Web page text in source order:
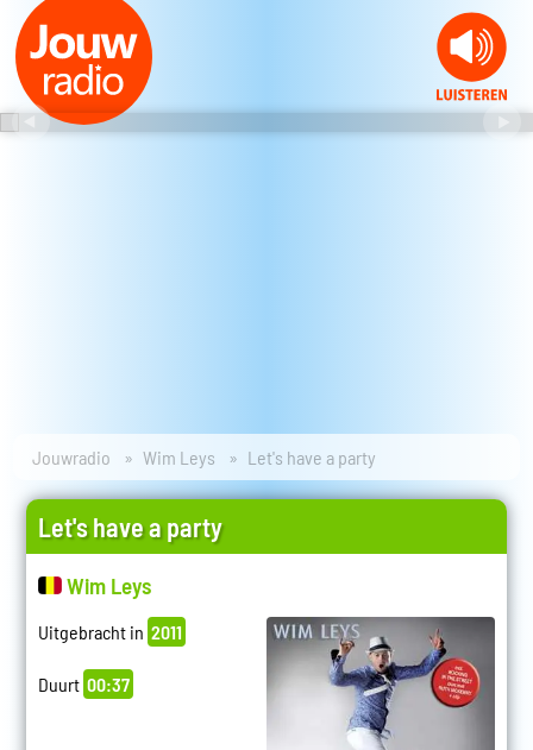
Jouwradio Wim Leys Let's have a party
Let's have a party
Wim Leys
Uitgebracht in 2011
Duurt 00:37